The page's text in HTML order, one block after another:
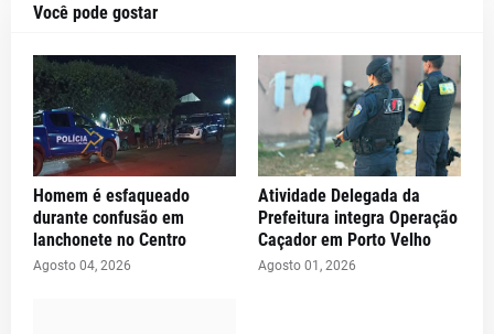
Você pode gostar
Homem é esfaqueado
durante confusão em
lanchonete no Centro
Agosto 04, 2026
Atividade Delegada da
Prefeitura integra Operação
Caçador em Porto Velho
Agosto 01, 2026